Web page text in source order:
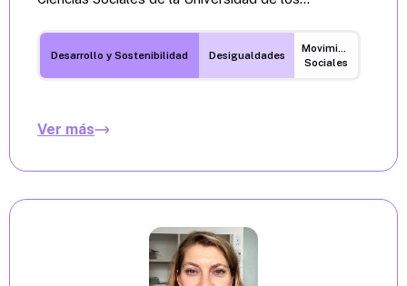
Desarrollo y Sostenibilidad Desigualdades
Movimientos
Sociales
Ver más